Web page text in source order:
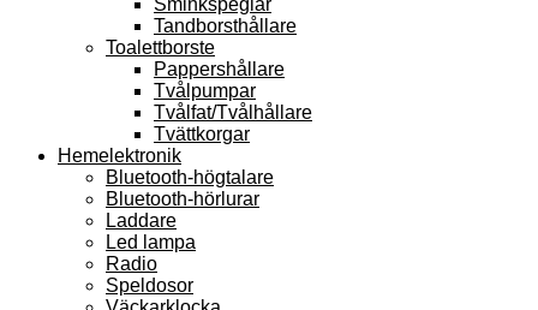
Sminkspeglar
Tandborsthållare
Toalettborste
Pappershållare
Tvålpumpar
Tvålfat/Tvålhållare
Tvättkorgar
Hemelektronik
Bluetooth-högtalare
Bluetooth-hörlurar
Laddare
Led lampa
Radio
Speldosor